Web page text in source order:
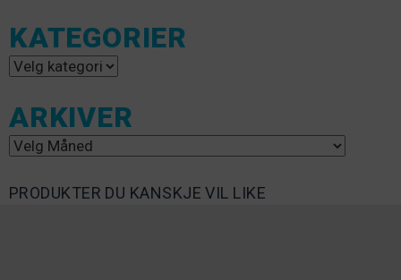
KATEGORIER
Kategorier
ARKIVER
Arkiver
PRODUKTER DU KANSKJE VIL LIKE